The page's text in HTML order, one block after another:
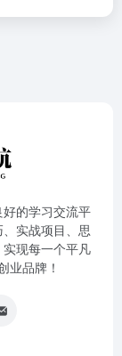
的学习交流平
实战项目、思
现每一个平凡
业品牌！